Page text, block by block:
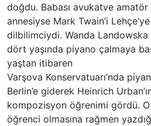
doğdu. Babası avukatve
annesiyse Mark Twain’i
dilbilimciydi. Wanda
dört yaşında piyano çalmaya
yaştan itibaren
Varşova Konservatuarı’nda
Berlin’e giderek Heinrich
kompozisyon öğrenimi gördü.
öğrenci olmasına rağmen